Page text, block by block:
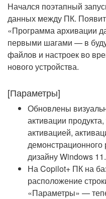
Начался поэтапный
данных между ПК.
«Программа архивации
первыми шагами — в
файлов и настроек во
нового устройства.
[Параметры]
Обновлены
активации
активацией,
демонстрационного
дизайну Windows 11.
На Copilot+ ПК на
расположение
«Параметры» —